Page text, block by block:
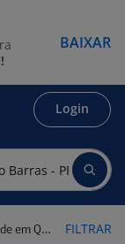
Login
- PR FILTRAR
BAIXAR